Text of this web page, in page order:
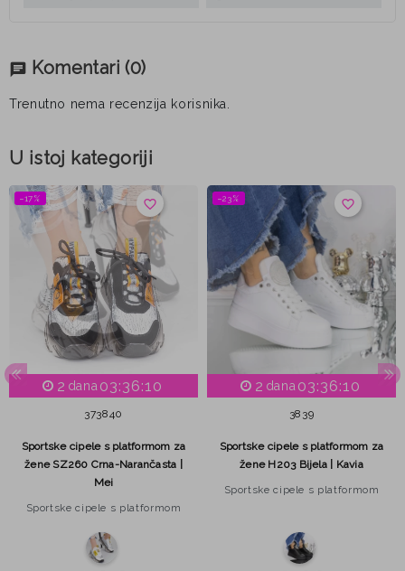
chat Komentari (0)
Trenutno nema recenzija korisnika.
U istoj kategoriji
favorite_border
−17%
2 dana 03:36:09
373840
Sportske cipele s platformom za
žene SZ260 Crna-Narančasta |
Mei
Sportske cipele s platformom
favorite_border
−23%
2 dana 03:36:09
38 39
Sportske cipele s platformom za
žene H203 Bijela | Kavia
Sportske cipele s platformom